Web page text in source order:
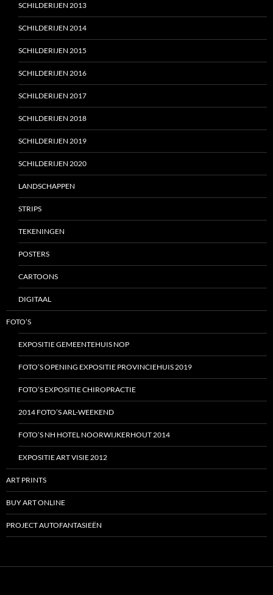
SCHILDERIJEN 2013
SCHILDERIJEN 2014
SCHILDERIJEN 2015
SCHILDERIJEN 2016
SCHILDERIJEN 2017
SCHILDERIJEN 2018
SCHILDERIJEN 2019
SCHILDERIJEN 2020
LANDSCHAPPEN
STRIPS
TEKENINGEN
POSTERS
CARTOONS
DIGITAAL
FOTO’S
EXPOSITIE GEMEENTEHUIS NOP
FOTO’S OPENING EXPOSITIE PROVINCIEHUIS 2019
FOTO’S EXPOSITIE CHIROPRACTIE
2014 FOTO’S ARL-WEEKEND
FOTO’S NH HOTEL NOORWIJKERHOUT 2014
EXPOSITIE ART VISIE 2012
ART PRINTS
BUY ART ONLINE
PROJECT AUTOFANTASIEËN